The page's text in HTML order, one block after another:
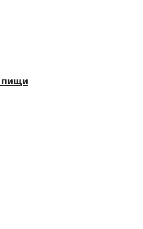
пищи